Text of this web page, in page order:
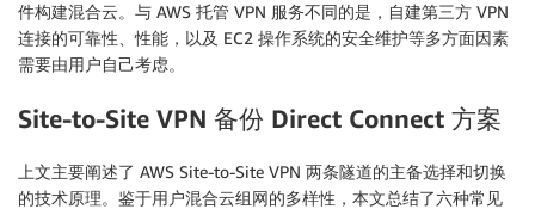
件构建混合云。与 AWS 托管 VPN 服务不同的是，自建第三方 VPN
连接的可靠性、性能，以及 EC2 操作系统的安全维护等多方面因素
需要由用户自己考虑。
Site-to-Site VPN 备份 Direct Connect 方案
上文主要阐述了 AWS Site-to-Site VPN 两条隧道的主备选择和切换
的技术原理。鉴于用户混合云组网的多样性，本文总结了六种常见